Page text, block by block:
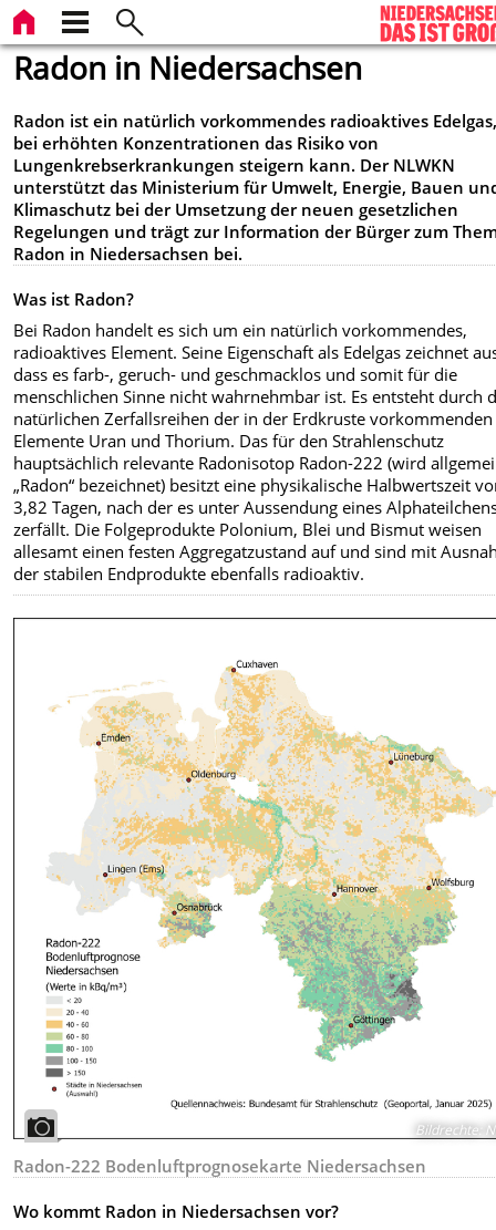
Radon in Niedersachsen
Radon ist ein natürlich vorkommendes radioaktives
bei erhöhten Konzentrationen das Risiko von
Lungenkrebserkrankungen steigern kann. Der NLWKN
unterstützt das Ministerium für Umwelt, Energie, Bauen
Klimaschutz bei der Umsetzung der neuen gesetzlichen
Regelungen und trägt zur Information der Bürger zum
Radon in Niedersachsen bei.
Was ist Radon?
Bei Radon handelt es sich um ein natürlich vorkommendes,
radioaktives Element. Seine Eigenschaft als Edelgas zeichnet
dass es farb-, geruch- und geschmacklos und somit für die
menschlichen Sinne nicht wahrnehmbar ist. Es entsteht durch
natürlichen Zerfallsreihen der in der Erdkruste vorkommenden
Elemente Uran und Thorium. Das für den Strahlenschutz
hauptsächlich relevante Radonisotop Radon-222 (wird
„Radon“ bezeichnet) besitzt eine physikalische Halbwertszeit
3,82 Tagen, nach der es unter Aussendung eines
zerfällt. Die Folgeprodukte Polonium, Blei und Bismut weisen
allesamt einen festen Aggregatzustand auf und sind mit
der stabilen Endprodukte ebenfalls radioaktiv.
Bildrechte:
Radon-222 Bodenluftprognosekarte Niedersachsen
Wo kommt Radon in Niedersachsen vor?